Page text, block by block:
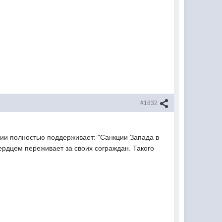
#1832
полностью поддерживает: "Санкции Запада в
переживает за своих сограждан. Такого